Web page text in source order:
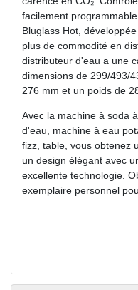
facilement
Bluglass Hot,
plus de commodité en
distributeur d'eau a une
dimensions de 299/493/
276 mm et un poids de
Avec la machine à soda
d'eau, machine à eau
fizz, table, vous obtenez
un design élégant avec
excellente technologie.
exemplaire personnel